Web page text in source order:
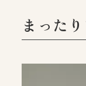
まった